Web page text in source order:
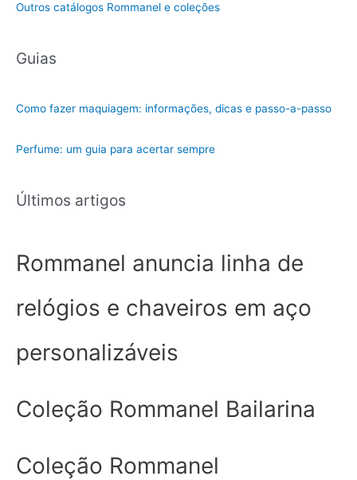
o
i
Outros catálogos Rommanel e coleções
Guias
Como fazer maquiagem: informações, dicas e passo-a-passo
Perfume: um guia para acertar sempre
Últimos artigos
Rommanel anuncia linha de
relógios e chaveiros em aço
personalizáveis
Coleção Rommanel Bailarina
Coleção Rommanel